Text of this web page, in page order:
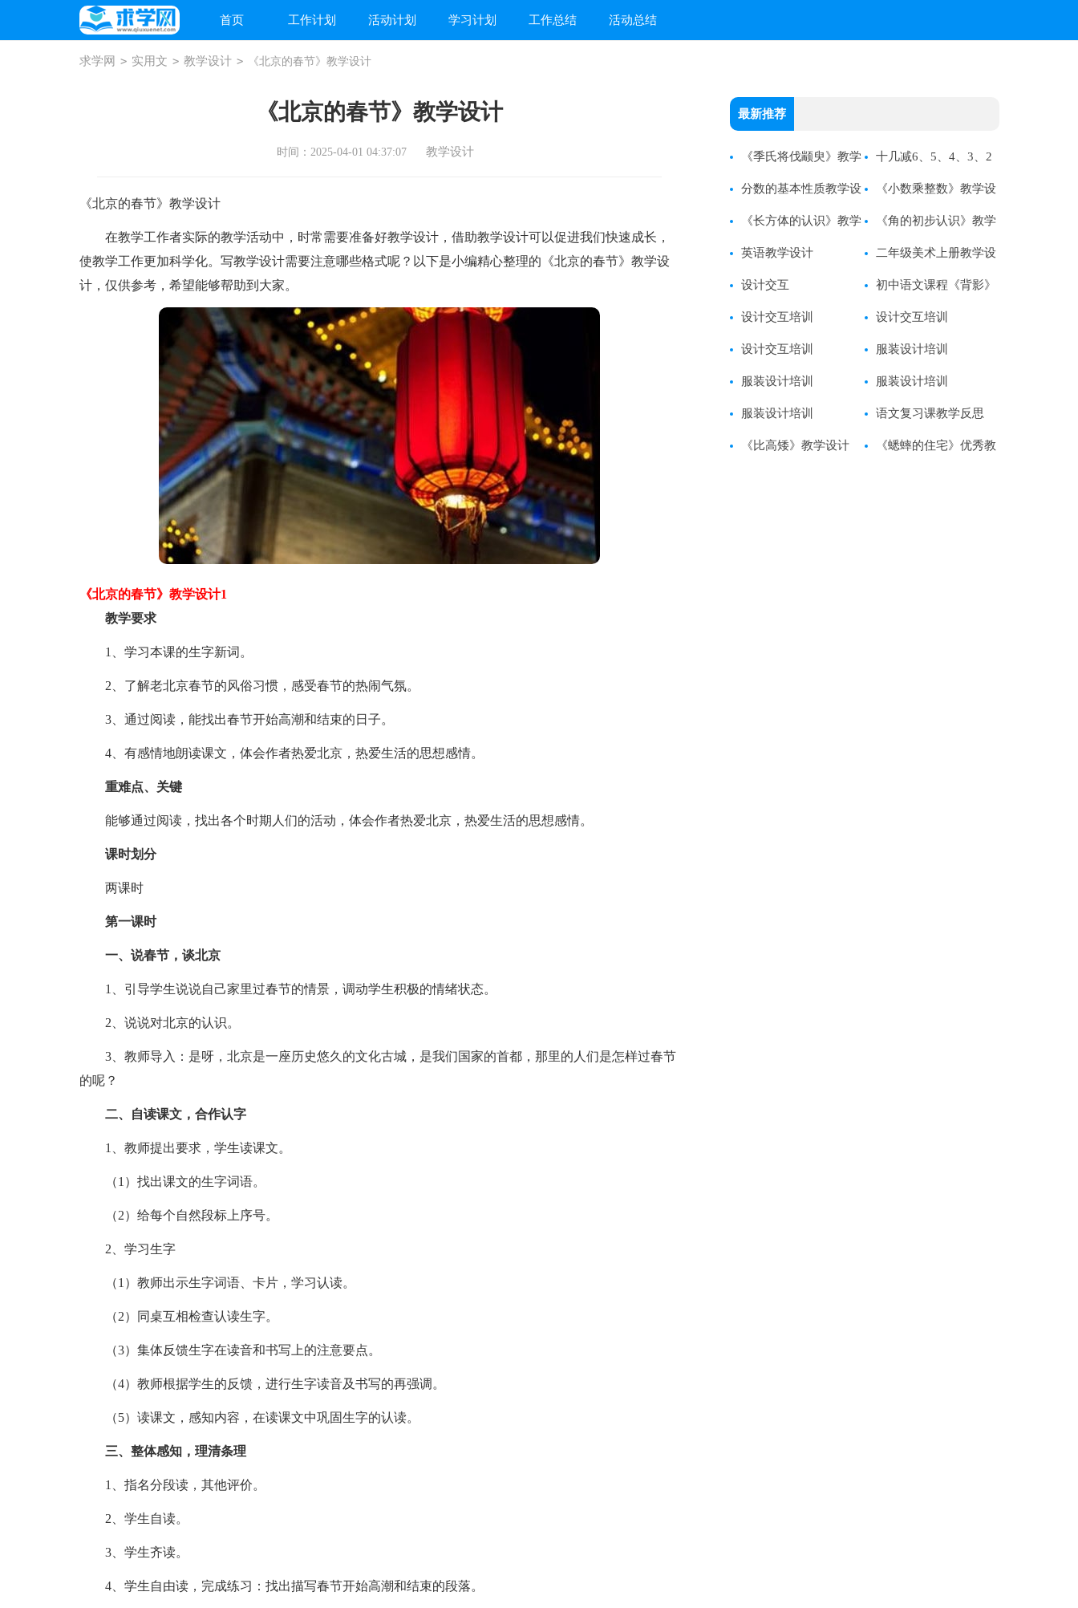
首页 工作计划 活动计划 学习计划 工作总结 活动总结
求学网 > 实用文 > 教学设计 > 《北京的春节》教学设计
《北京的春节》教学设计
时间：2025-04-01 04:37:07 教学设计
《北京的春节》教学设计
在教学工作者实际的教学活动中，时常需要准备好教学设计，借助教学设计可以促进我们快速成长，
使教学工作更加科学化。写教学设计需要注意哪些格式呢？以下是小编精心整理的《北京的春节》教学设
计，仅供参考，希望能够帮助到大家。
《北京的春节》教学设计1
教学要求
1、学习本课的生字新词。
2、了解老北京春节的风俗习惯，感受春节的热闹气氛。
3、通过阅读，能找出春节开始高潮和结束的日子。
4、有感情地朗读课文，体会作者热爱北京，热爱生活的思想感情。
重难点、关键
能够通过阅读，找出各个时期人们的活动，体会作者热爱北京，热爱生活的思想感情。
课时划分
两课时
第一课时
一、说春节，谈北京
1、引导学生说说自己家里过春节的情景，调动学生积极的情绪状态。
2、说说对北京的认识。
3、教师导入：是呀，北京是一座历史悠久的文化古城，是我们国家的首都，那里的人们是怎样过春节
的呢？
二、自读课文，合作认字
1、教师提出要求，学生读课文。
（1）找出课文的生字词语。
（2）给每个自然段标上序号。
2、学习生字
（1）教师出示生字词语、卡片，学习认读。
（2）同桌互相检查认读生字。
（3）集体反馈生字在读音和书写上的注意要点。
（4）教师根据学生的反馈，进行生字读音及书写的再强调。
（5）读课文，感知内容，在读课文中巩固生字的认读。
三、整体感知，理清条理
1、指名分段读，其他评价。
2、学生自读。
3、学生齐读。
4、学生自由读，完成练习：找出描写春节开始高潮和结束的段落。
最新推荐
《季氏将伐颛臾》教学
设计
十几减6、5、4、3、2
教学设计
分数的基本性质教学设
计
《小数乘整数》教学设
计
《长方体的认识》教学
设计
《角的初步认识》教学
设计
英语教学设计 二年级美术上册教学设
计
设计交互 初中语文课程《背影》
教学设计范文
设计交互培训 设计交互培训
设计交互培训 服装设计培训
服装设计培训 服装设计培训
服装设计培训 语文复习课教学反思
《比高矮》教学设计 《蟋蟀的住宅》优秀教